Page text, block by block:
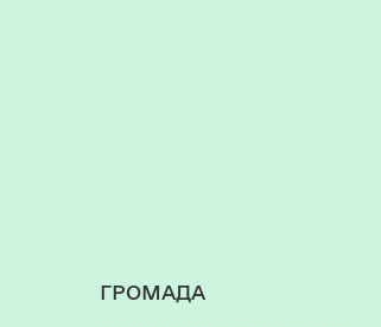
ГРОМАДА